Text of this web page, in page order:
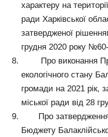
характеру на
ради Харківської
затвердженої
грудня 2020 року
Про виконання
екологічного стану
громади на 2021 рік,
міської ради від 28
Про затвердження
Бюджету